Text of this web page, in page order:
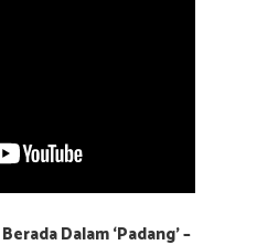
Dalam ‘Padang’ –